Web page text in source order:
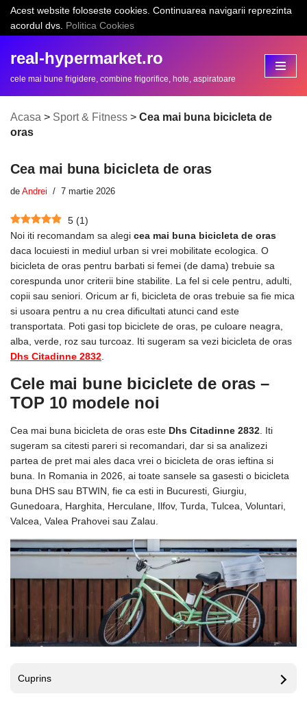
Sari
conținut
Acest website foloseste cookies. Continuarea navigarii reprezinta
acordul dvs. Politica Cookies
real-hypermarket.ro
cele mai bune frigidere, combine frigorifice, hote, aspiratoare
Acasa > Sport & Fitness > Cea mai buna bicicleta de
oras
Cea mai buna bicicleta de oras
de Andrei 7 martie 2026
5 (1)
Noi iti recomandam sa alegi cea mai buna bicicleta de oras
daca locuiesti in mediul urban si vrei mobilitate ecologica. O
bicicleta de oras pentru barbati si femei (de dama) trebuie sa
corespunda unor criterii bine stabilite. La fel si cele pentru, adulti,
copii sau seniori. Oricum ar fi, bicicleta de oras trebuie sa fie mica
si usoara pentru a nu crea dificultati atunci cand este
transportata. Poti gasi top biciclete de oras, pe culoare neagra,
alba, verde, roz sau turcoaz. Iti sugeram sa vezi bicicleta de oras
Dhs Citadinne 2832
Cele mai bune biciclete de oras –
TOP 10 modele noi
Cea mai buna bicicleta de oras este Dhs Citadinne 2832 . Iti
sugeram sa citesti pareri si recomandari, dar si sa analizezi
partea de pret mai ales daca vrei o bicicleta de oras ieftina si
buna. In Romania in 2026, ai toate sansele sa gasesti o bicicleta
buna DHS sau BTWIN, fie ca esti in Bucuresti, Giurgiu,
Gunedoara, Harghita, Herculane, Ilfov, Turda, Tulcea, Voluntari,
Valcea, Valea Prahovei sau Zalau.
Cuprins